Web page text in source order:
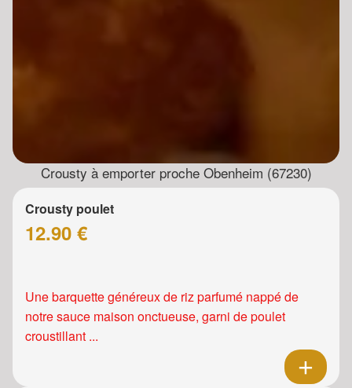
Crousty à emporter proche Obenheim (67230)
Crousty poulet
12.90 €
Une barquette généreux de riz parfumé nappé de
notre sauce maison onctueuse, garni de poulet
croustillant ...